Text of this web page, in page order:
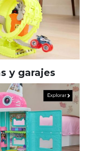
y garajes